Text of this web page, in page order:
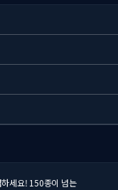
세요! 150종이 넘는